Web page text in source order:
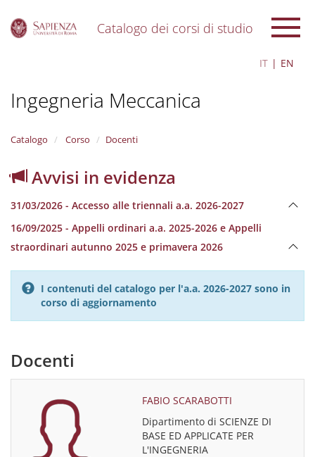
Catalogo dei corsi di studio
IT EN
Ingegneria Meccanica
Catalogo Corso Docenti
Avvisi in evidenza
31/03/2026 - Accesso alle triennali a.a. 2026-2027
16/09/2025 - Appelli ordinari a.a. 2025-2026 e Appelli
straordinari autunno 2025 e primavera 2026
I contenuti del catalogo per l'a.a. 2026-2027 sono in
corso di aggiornamento
Docenti
FABIO SCARABOTTI
Dipartimento di SCIENZE DI
BASE ED APPLICATE PER
L'INGEGNERIA